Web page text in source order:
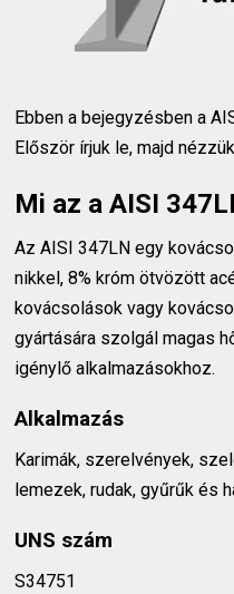
Ebben a bejegyzésben a
Először írjuk le, majd
Mi az a AISI
Az AISI 347LN egy
nikkel, 8% króm ötvözött
kovácsolások vagy
gyártására szolgál magas
igénylő alkalmazásokhoz.
Alkalmazás
Karimák, szerelvények,
lemezek, rudak, gyűrűk és
UNS szám
S34751